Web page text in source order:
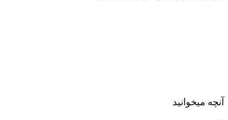
آنچه میخوانید